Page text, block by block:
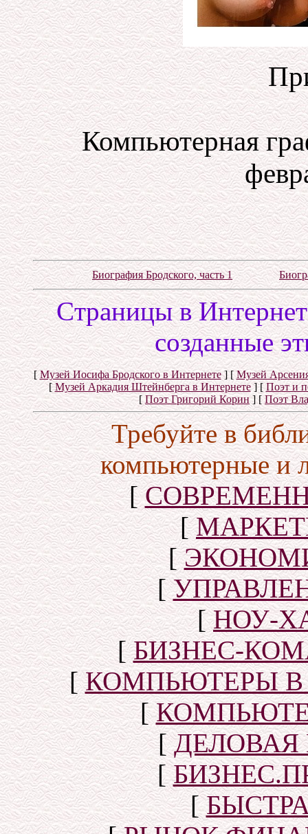
Компьютерная
Биография Бродского, часть 1
Cтраницы в
созданные
[Музей Иосифа Бродского в Интернете] [Музей
[Музей Аркадия Штейнберга в Интернете] [ Поэт и
[ Поэт Григорий Корин] [Поэт
Требуйте в
компьютерные и
[
[
[
[
[НОУ-
[БИЗНЕС-
[КОМПЬЮТЕРЫ В
[
[
[
[